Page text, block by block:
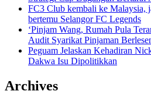
FC3 Club kembali ke Malaysia,
bertemu Selangor FC Legends
‘Pinjam Wang, Rumah Pula
Audit Syarikat Pinjaman
Peguam Jelaskan Kehadiran
Dakwa Isu Dipolitikkan
Archives